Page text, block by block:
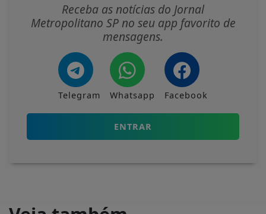
Receba as notícias do Jornal
Metropolitano SP no seu app favorito de
mensagens.
Telegram Whatsapp Facebook
ENTRAR